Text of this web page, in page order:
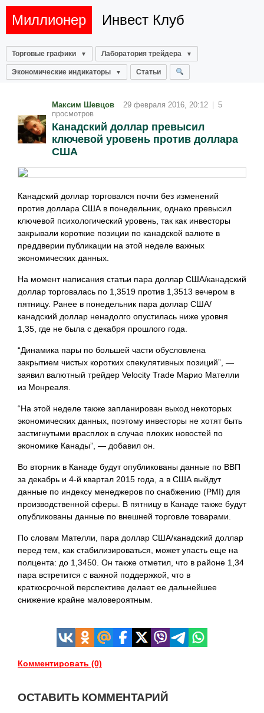
Миллионер Инвест Клуб
Торговые графики Лаборатория трейдера
Экономические индикаторы Статьи
Максим Шевцов 29 февраля 2016, 20:12
5
просмотров
Канадский доллар превысил
ключевой уровень против доллара
США
Канадский доллар торговался почти без изменений
против доллара США в понедельник, однако превысил
ключевой психологический уровень, так как инвесторы
закрывали короткие позиции по канадской валюте в
преддверии публикации на этой неделе важных
экономических данных.
На момент написания статьи пара доллар США/канадский
доллар торговалась по 1,3519 против 1,3513 вечером в
пятницу. Ранее в понедельник пара доллар США/
канадский доллар ненадолго опустилась ниже уровня
1,35, где не была с декабря прошлого года.
“Динамика пары по большей части обусловлена
закрытием чистых коротких спекулятивных позиций”, —
заявил валютный трейдер Velocity Trade Марио Мателли
из Монреаля.
“На этой неделе также запланирован выход некоторых
экономических данных, поэтому инвесторы не хотят быть
застигнутыми врасплох в случае плохих новостей по
экономике Канады”, — добавил он.
Во вторник в Канаде будут опубликованы данные по ВВП
за декабрь и 4-й квартал 2015 года, а в США выйдут
данные по индексу менеджеров по снабжению (PMI) для
производственной сферы. В пятницу в Канаде также будут
опубликованы данные по внешней торговле товарами.
По словам Мателли, пара доллар США/канадский доллар
перед тем, как стабилизироваться, может упасть еще на
полцента: до 1,3450. Он также отметил, что в районе 1,34
пара встретится с важной поддержкой, что в
краткосрочной перспективе делает ее дальнейшее
снижение крайне маловероятным.
Комментировать (0)
ОСТАВИТЬ КОММЕНТАРИЙ